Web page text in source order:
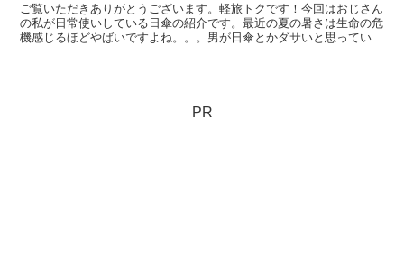
ご覧いただきありがとうございます。軽旅トクです！今回はおじさん
の私が日常使いしている日傘の紹介です。最近の夏の暑さは生命の危
機感じるほどやばいですよね。。。男が日傘とかダサいと思っていた
PR